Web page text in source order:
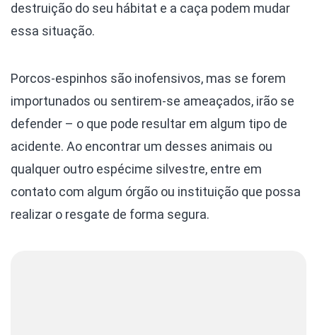
destruição do seu hábitat e a caça podem mudar
essa situação.
Porcos-espinhos são inofensivos, mas se forem
importunados ou sentirem-se ameaçados, irão se
defender – o que pode resultar em algum tipo de
acidente. Ao encontrar um desses animais ou
qualquer outro espécime silvestre, entre em
contato com algum órgão ou instituição que possa
realizar o resgate de forma segura.